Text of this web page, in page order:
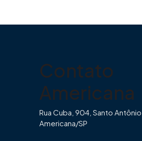
Contato
Americana
Rua Cuba, 904, Santo Antônio.
Americana/SP